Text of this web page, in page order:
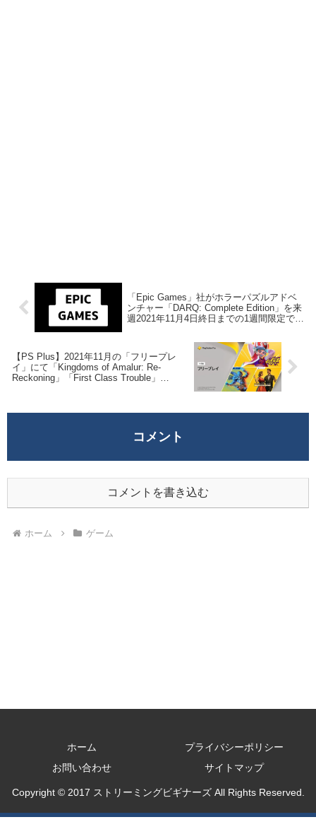
「Epic Games」社がホラーパズルアドベ
ンチャー「DARQ: Complete Edition」を来
週2021年11月4日終日までの1週間限定で無
【PS Plus】2021年11月の「フリープレ
イ」にて「Kingdoms of Amalur: Re-
Reckoning」「First Class Trouble」
コメント
コメントを書き込む
ホーム ゲーム
ホーム
プライバシーポリシー
お問い合わせ
サイトマップ
Copyright © 2017 ストリーミングビギナーズ All Rights Reserved.